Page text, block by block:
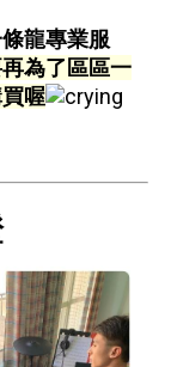
龍專業服
為了區區一
喔